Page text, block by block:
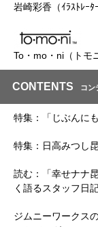
岩崎彩香（ｲﾗｽﾄﾚｰﾀｰ
To・mo・ni（トモ
CONTENTS コン
特集：「じぶんに
特集：日高みつし
読む：「幸せナナ
く語るスタッフ日
ジムニーワークス